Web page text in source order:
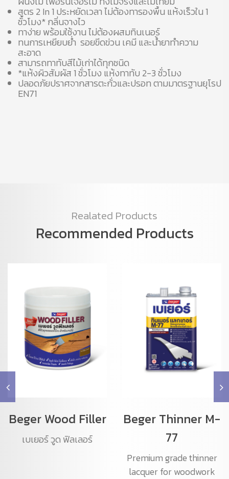
สูตร 2 In 1 ประหยัดเวลา ไม่ต้องทารองพื้น แห้งเร็วใน 1
ชั่วโมง* กลิ่นจางไว
ทาง่าย พร้อมใช้งาน ไม่ต้องผสมทินเนอร์
ทนการเหยียบย่ำ รอยขีดข่วน เคมี และน้ำยาทำความ
สะอาด
สามารถทาทับสีไม้เก่าได้ทุกชนิด
*แห้งผิวสัมผัส 1 ชั่วโมง แห้งทาทับ 2-3 ชั่วโมง
ปลอดภัยปราศจากสารตะกั่วและปรอท ตามมาตรฐานยุโรป
EN71
Realated Products
Recommended Products
Beger Wood Filler
เบเยอร์ วูด ฟิลเลอร์
Beger Thinner M-
77
Premium grade thinner
lacquer for woodwork